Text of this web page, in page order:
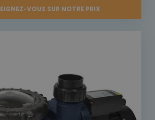
VOUS SUR NOTRE PRIX